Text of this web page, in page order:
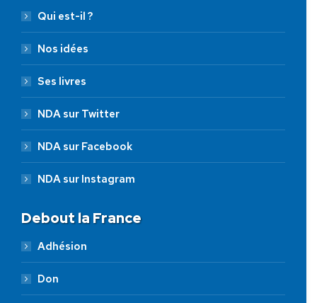
Qui est-il ?
Nos idées
Ses livres
NDA sur Twitter
NDA sur Facebook
NDA sur Instagram
Debout la France
Adhésion
Don